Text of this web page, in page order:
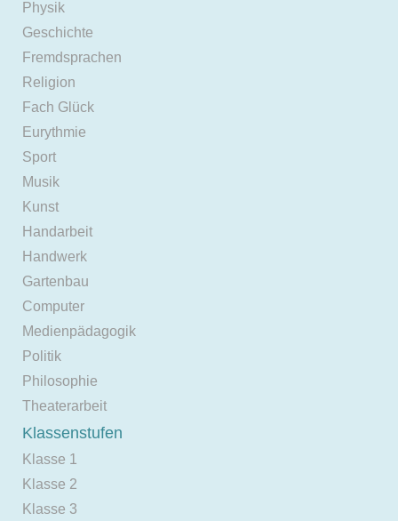
Physik
Geschichte
Fremdsprachen
Religion
Fach Glück
Eurythmie
Sport
Musik
Kunst
Handarbeit
Handwerk
Gartenbau
Computer
Medienpädagogik
Politik
Philosophie
Theaterarbeit
Klassenstufen
Klasse 1
Klasse 2
Klasse 3